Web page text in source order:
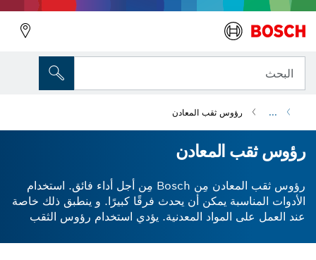
البحث
... رؤوس ثقب المعادن
رؤوس ثقب المعادن
رؤوس ثقب المعادن مِن Bosch مِن أجل أداء فائق. استخدام
الأدوات المناسبة يمكن أن يحدث فرقًا كبيرًا. و ينطبق ذلك خاصة
عند العمل على المواد المعدنية. يؤدي استخدام رؤوس الثقب
المعدات والمعدن ذاته و يقلل من احتمالية الإصابة. تقدم